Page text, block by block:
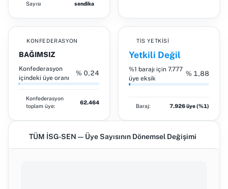
Sayısı
sendika
KONFEDERASYON
BAĞIMSIZ
Konfederasyon
içindeki üye oranı
% 0,24
Konfederasyon
toplam üye:
62.464
TİS YETKISI
Yetkili Değil
%1 barajı için 7.777
üye eksik
% 1,88
Baraj: 7.926 üye (%1)
TÜM İSG-SEN — Üye Sayısının Dönemsel Değişimi